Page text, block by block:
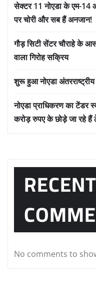
सेक्टर 11 नोएडा के एम-14
पर चोरी और सब हैं अनजान!
गौड़ सिटी सेंटर चौराहे के
वाला गिरोह सक्रिय
शुरू हुआ नोएडा
नोएडा प्राधिकरण का टेंडर
करोड़ रुपए के छोड़े जा रहे हैं
RECENT
No comments to